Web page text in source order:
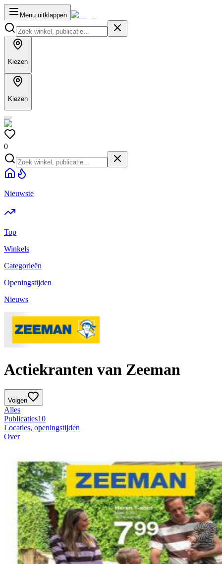
Menu uitklappen
Kiezen
Kiezen
0
Nieuwste
Top
Winkels
Categorieën
Openingstijden
Nieuws
Actiekranten van Zeeman
Volgen
Alles
Publicaties10
Locaties, openingstijden
Over